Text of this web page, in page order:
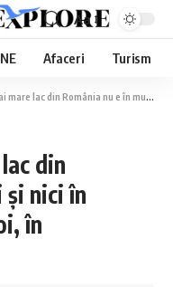
Aa
Afaceri Turism
nu e în munți și nici în Moldova, ci chiar la noi, în Dobrogea?
din
și nici în
în